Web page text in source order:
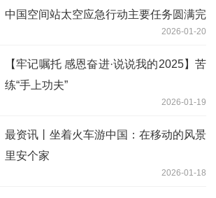
中国空间站太空应急行动主要任务圆满完
2026-01-20
【牢记嘱托 感恩奋进·说说我的2025】苦
练“手上功夫”
2026-01-19
最资讯丨坐着火车游中国：在移动的风景
里安个家
2026-01-18